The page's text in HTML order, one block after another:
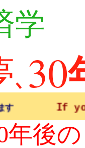
学
､ 30
are not a
年後